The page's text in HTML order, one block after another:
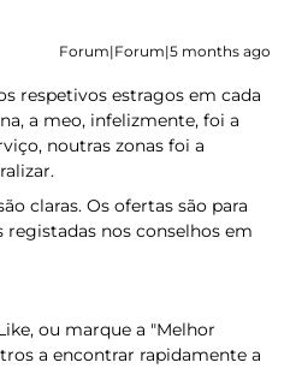
Forum|Forum|5 months ago
respetivos estragos em cada
a meo, infelizmente, foi a
noutras zonas foi a
claras. Os ofertas são para
nos conselhos em
ou marque a "Melhor
a encontrar rapidamente a